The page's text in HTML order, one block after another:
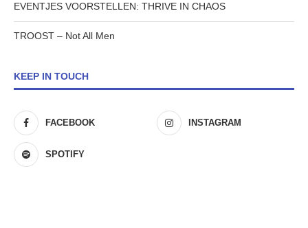
EVENTJES VOORSTELLEN: THRIVE IN CHAOS
TROOST – Not All Men
KEEP IN TOUCH
FACEBOOK INSTAGRAM
SPOTIFY